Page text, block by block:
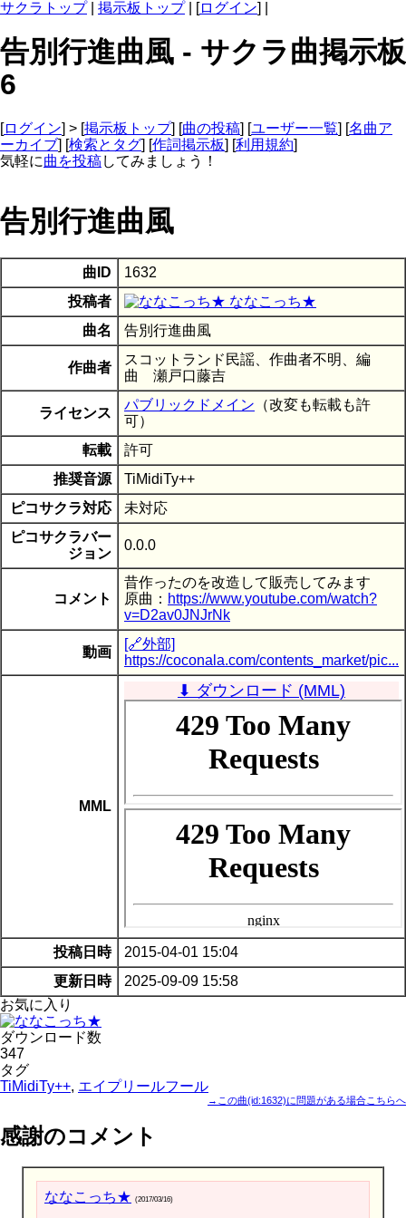
サクラトップ| 掲示板トップ| [ログイン] |
告別行進曲風 - サクラ曲掲示板
6
[ログイン] > [掲示板トップ] [曲の投稿] [ユーザー一覧] [名曲ア
ーカイブ] [検索とタグ] [作詞掲示板] [利用規約]
気軽に曲を投稿してみましょう！
告別行進曲風
曲ID
1632
投稿者
ななこっち★
曲名
告別行進曲風
作曲者
スコットランド民謡、作曲者不明、編
曲 瀬戸口藤吉
ライセンス
パブリックドメイン （改変も転載も許
可）
転載
許可
推奨音源
TiMidiTy++
ピコサクラ対応
未対応
ピコサクラバー
ジョン
0.0.0
コメント
昔作ったのを改造して販売してみます
原曲： https://www.youtube.com/watch?
v=D2av0JNJrNk
動画
[🔗外部]
https://coconala.com/contents_market/pic...
MML
⬇ ダウンロード (MML)
投稿日時
2015-04-01 15:04
更新日時
2025-09-09 15:58
お気に入り
ダウンロード数
347
タグ
TiMidiTy++, エイプリールフール
→この曲(id:1632)に問題がある場合こちらへ
感謝のコメント
ななこっち★ (2017/03/16)